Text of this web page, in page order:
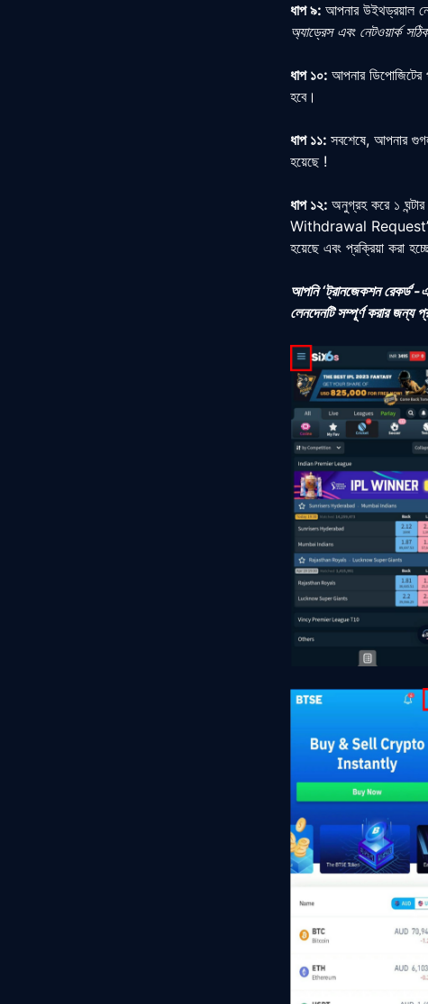
ধাপ ৯: আপনার উইথড্রয়াল
অ্যাড্রেস এবং নেটওয়ার্ক
ধাপ ১০: আপনার ডিপোজিটের
হবে।
ধাপ ১১: সবশেষে, আপনার
হয়েছে !
ধাপ ১২: অনুগ্রহ করে ১
Withdrawal Request’
হয়েছে এবং প্রক্রিয়া করা
আপনি ‘ট্রানজেকশন
লেনদেনটি সম্পূর্ণ করার জন্য